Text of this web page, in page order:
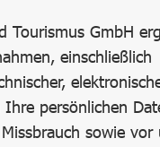
Tourismus GmbH
einschließlich
persönlichen
sowie vor